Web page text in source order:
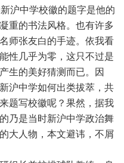
中学校徽的题字是他的
重的书法风格。也有许多
师张友白的手迹。依我看
性几乎为零，这只不过是
生的美好猜测而已。因
沪中学如何出类拔萃，共
题写校徽呢？果然，据我
乃是当时新沪中学政治舞
大人物，本文避讳，不屑